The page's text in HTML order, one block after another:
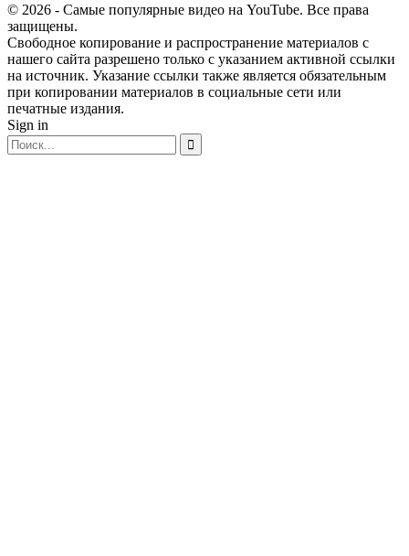
© 2026 - Самые популярные видео на YouTube. Все права
защищены.
Свободное копирование и распространение материалов с
нашего сайта разрешено только с указанием активной ссылки
на источник. Указание ссылки также является обязательным
при копировании материалов в социальные сети или
печатные издания.
Sign in